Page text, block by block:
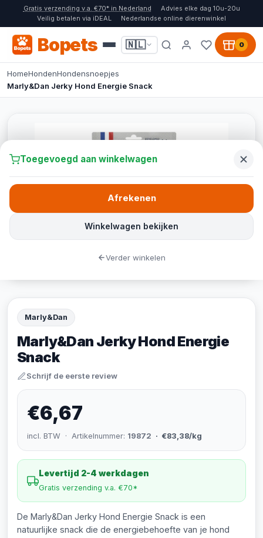
Gratis verzending v.a. €70* in Nederland
Advies elke dag 10u-20u
Veilig betalen via iDEAL
Nederlandse online dierenwinkel
Bopets 🇳🇱 0
HomeHondenHondensnoepjes
Marly&Dan Jerky Hond Energie Snack
Marly&Dan
Marly&Dan Jerky Hond Energie
Snack
Schrijf de eerste review
€6,67
incl. BTW · Artikelnummer: 19872 · €83,38/kg
Levertijd 2-4 werkdagen
Gratis verzending v.a. €70*
De Marly&Dan Jerky Hond Energie Snack is een
natuurlijke snack die de energiebehoefte van je hond
Toegevoegd aan winkelwagen
Winkelwagen bekijken
Afrekenen
Verder winkelen